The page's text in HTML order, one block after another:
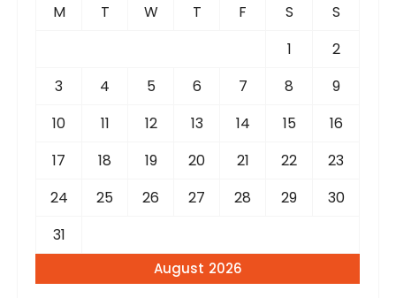
August 2026
M T W T F S
S
1
2
3
4 5 6 7 8
9
10
11 12 13 14 15
16
17
18 19 20 21 22
23
24
25 26 27 28 29
30
31